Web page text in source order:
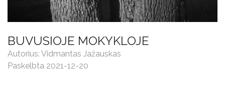
BUVUSIOJE MOKYKLOJE
Autorius: Vidmantas Jažauskas
Paskelbta 2021-12-20